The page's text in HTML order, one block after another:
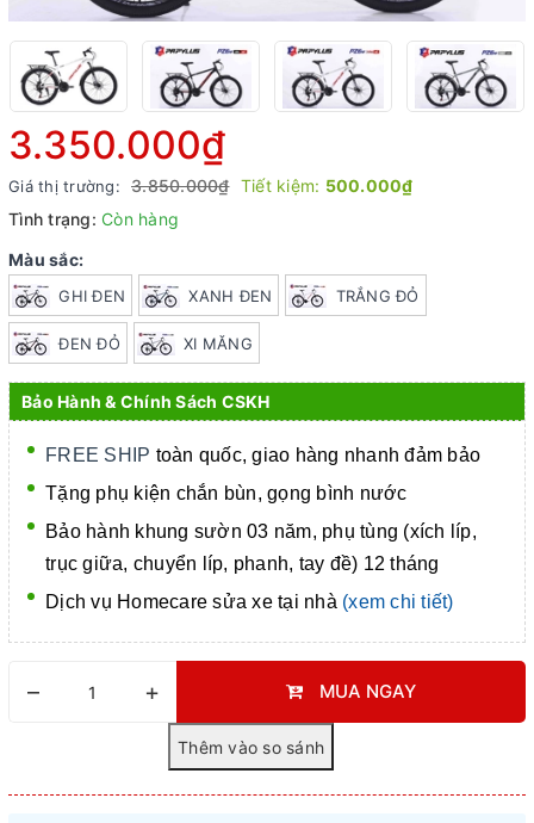
3.350.000₫
Giá thị trường: 3.850.000₫ Tiết kiệm: 500.000₫
Tình trạng: Còn hàng
Màu sắc:
GHI ĐEN XANH ĐEN TRẮNG ĐỎ
ĐEN ĐỎ XI MĂNG
Bảo Hành & Chính Sách CSKH
FREE SHIP toàn quốc, giao hàng nhanh đảm bảo
Tặng phụ kiện chắn bùn, gọng bình nước
Bảo hành khung sườn 03 năm, phụ tùng (xích líp,
trục giữa, chuyển líp, phanh, tay đề) 12 tháng
Dịch vụ Homecare sửa xe tại nhà (xem chi tiết)
– + MUA NGAY